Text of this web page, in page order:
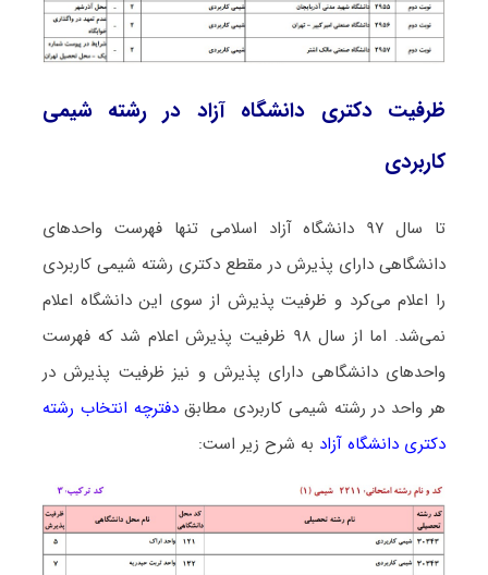
ظرفیت دکتری دانشگاه آزاد در رشته شیمی
ﻛﺎرﺑﺮدی
تا سال ۹۷ دانشگاه آزاد اسلامی تنها فهرست واحدهای
دانشگاهی دارای پذیرش در مقطع دکتری رشته شیمی ﻛﺎرﺑﺮدی
را اعلام می‌کرد و ظرفیت پذیرش از سوی این دانشگاه اعلام
نمی‌شد. اما از سال ۹۸ ظرفیت پذیرش اعلام شد که فهرست
واحدهای دانشگاهی دارای پذیرش و نیز ظرفیت پذیرش در
هر واحد در رشته شیمی ﻛﺎرﺑﺮدی مطابقدفترچه انتخاب رشته
دکتری دانشگاه آزاد به شرح زیر است: